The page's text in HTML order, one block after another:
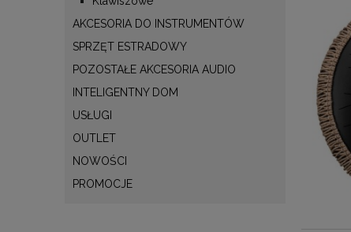
AKCESORIA DO INSTRUMENTÓW
SPRZĘT ESTRADOWY
POZOSTAŁE AKCESORIA AUDIO
INTELIGENTNY DOM
USŁUGI
OUTLET
NOWOŚCI
PROMOCJE